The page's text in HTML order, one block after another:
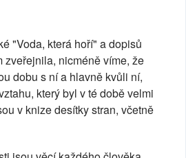
"Voda, která hoří" a dopisů
zveřejnila, nicméně víme, že
dobu s ní a hlavně kvůli ní,
který byl v té době velmi
v knize desítky stran, včetně